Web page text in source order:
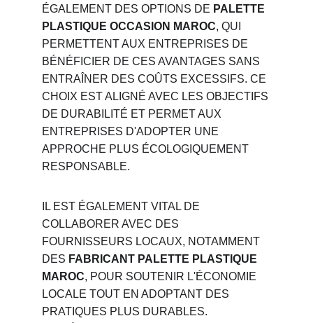
ÉGALEMENT DES OPTIONS DE PALETTE
PLASTIQUE OCCASION MAROC, QUI
PERMETTENT AUX ENTREPRISES DE
BÉNÉFICIER DE CES AVANTAGES SANS
ENTRAÎNER DES COÛTS EXCESSIFS. CE
CHOIX EST ALIGNÉ AVEC LES OBJECTIFS
DE DURABILITÉ ET PERMET AUX
ENTREPRISES D'ADOPTER UNE
APPROCHE PLUS ÉCOLOGIQUEMENT
RESPONSABLE.
IL EST ÉGALEMENT VITAL DE
COLLABORER AVEC DES
FOURNISSEURS LOCAUX, NOTAMMENT
DES FABRICANT PALETTE PLASTIQUE
MAROC, POUR SOUTENIR L'ÉCONOMIE
LOCALE TOUT EN ADOPTANT DES
PRATIQUES PLUS DURABLES.